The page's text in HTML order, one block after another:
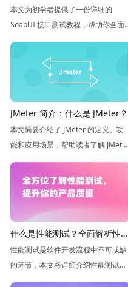
的全部流程
本文为初学者提供了一份详细的
SoapUI 接口测试教程，帮助你全面
掌握 SoapUI 接口测试的技能，提高
JMeter 简介：什么是 JMeter？
本文简要介绍了 JMeter 的定义、功
能和应用场景，帮助读者了解 JMeter
并为其使用做好准备。
什么是性能测试？全面解析性能
测试的概念和意义
性能测试是软件开发流程中不可或缺
的环节，本文将详细介绍性能测试的
概念、目的、方法等重要内容。